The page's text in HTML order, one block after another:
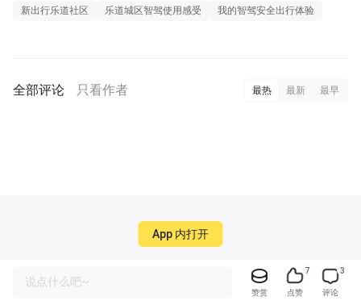
新出行乐道社区 乐道城区智驾使用感受 我的智驾安全出行体验
全部评论 只看作者 最热 最新 最早
说点什么吧~
赞赏
7
点赞
3
评论
App 内打开